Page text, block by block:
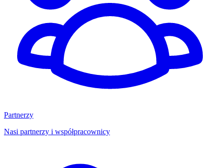
Partnerzy
Nasi partnerzy i współpracownicy